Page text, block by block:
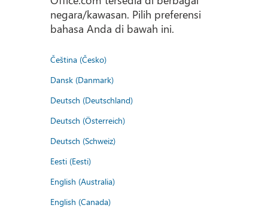
negara/kawasan. Pilih preferensi
bahasa Anda di bawah ini.
Čeština (Česko)
Dansk (Danmark)
Deutsch (Deutschland)
Deutsch (Österreich)
Deutsch (Schweiz)
Eesti (Eesti)
English (Australia)
English (Canada)